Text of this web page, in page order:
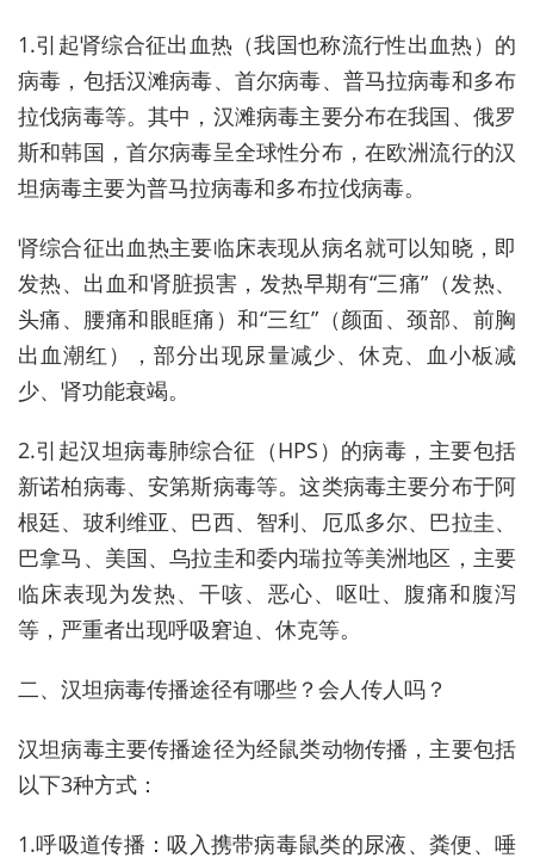
1.引起肾综合征出血热（我国也称流行性出血热）的
病毒，包括汉滩病毒、首尔病毒、普马拉病毒和多布
拉伐病毒等。其中，汉滩病毒主要分布在我国、俄罗
斯和韩国，首尔病毒呈全球性分布，在欧洲流行的汉
坦病毒主要为普马拉病毒和多布拉伐病毒。
肾综合征出血热主要临床表现从病名就可以知晓，即
发热、出血和肾脏损害，发热早期有“三痛”（发热、
头痛、腰痛和眼眶痛）和“三红”（颜面、颈部、前胸
出血潮红），部分出现尿量减少、休克、血小板减
少、肾功能衰竭。
2.引起汉坦病毒肺综合征（HPS）的病毒，主要包括
新诺柏病毒、安第斯病毒等。这类病毒主要分布于阿
根廷、玻利维亚、巴西、智利、厄瓜多尔、巴拉圭、
巴拿马、美国、乌拉圭和委内瑞拉等美洲地区，主要
临床表现为发热、干咳、恶心、呕吐、腹痛和腹泻
等，严重者出现呼吸窘迫、休克等。
二、汉坦病毒传播途径有哪些？会人传人吗？
汉坦病毒主要传播途径为经鼠类动物传播，主要包括
以下3种方式：
1.呼吸道传播：吸入携带病毒鼠类的尿液、粪便、唾